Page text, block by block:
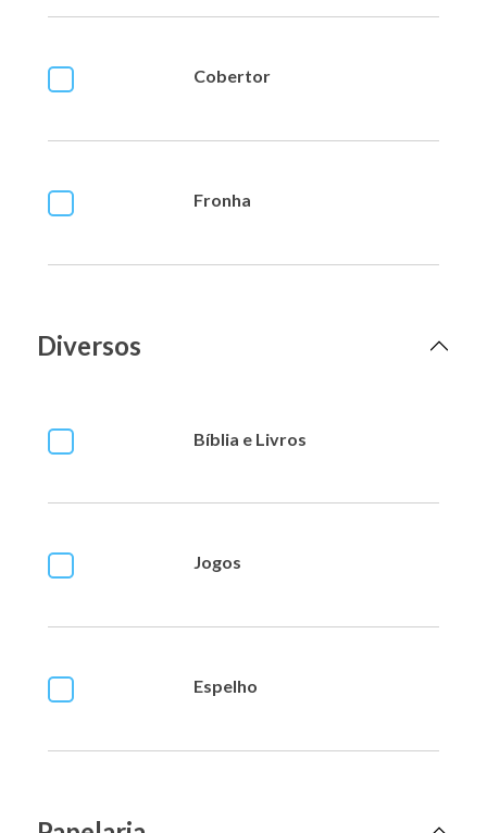
Cobertor
Fronha
Diversos
Bíblia e Livros
Jogos
Espelho